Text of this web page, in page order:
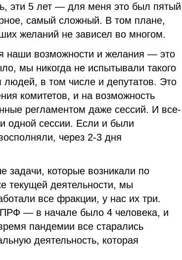
эти 5 лет — для меня это был пятый
самый сложный. В том плане,
желаний не зависел во многом.
наши возможности и желания — это
мы никогда не испытывали такого
людей, в том числе и депутатов. Это
комитетов, и на возможность
регламентом даже сессий. И все-
одной сессии. Если и были
через 2-3 дня
задачи, которые возникали по
текущей деятельности, мы
все фракции, у нас их три.
— в начале было 4 человека, и
пандемии все старались
деятельность, которая